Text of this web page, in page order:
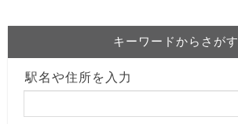
キーワードからさがす
駅名や住所を入力